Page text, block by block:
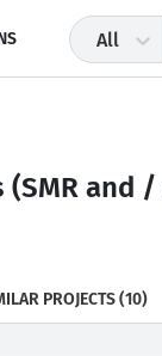
All
and
PROJECTS(10)